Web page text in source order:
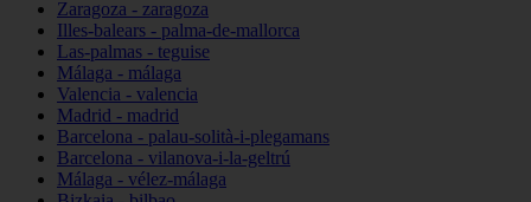
Zaragoza - zaragoza
Illes-balears - palma-de-mallorca
Las-palmas - teguise
Málaga - málaga
Valencia - valencia
Madrid - madrid
Barcelona - palau-solità-i-plegamans
Barcelona - vilanova-i-la-geltrú
Málaga - vélez-málaga